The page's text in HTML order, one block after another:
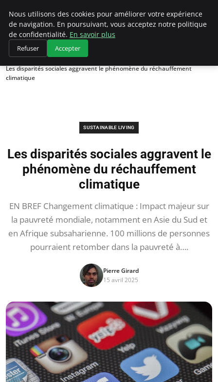
Climategatecountryclub.com
Accueil
Sustainable Living
Les disparités sociales aggravent le phénomène du réchauffement
climatique
SUSTAINABLE LIVING
Les disparités sociales aggravent le
phénomène du réchauffement
climatique
EN BREF Changement climatique : Impact majeur sur
la pauvreté mondiale, notamment en Asie du Sud et
en Afrique subsaharienne. 100 millions de personnes
pourraient retomber dans la pauvreté à….
Pierre Girard
15 avril 2025
Nous utilisons des cookies pour améliorer votre expérience
de navigation. En poursuivant, vous acceptez notre politique
de confidentialité. En savoir plus
Refuser Accepter